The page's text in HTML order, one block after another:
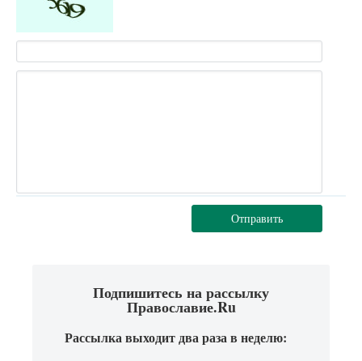
Отправить
Подпишитесь на рассылку
Православие.Ru
Рассылка выходит два раза в неделю: